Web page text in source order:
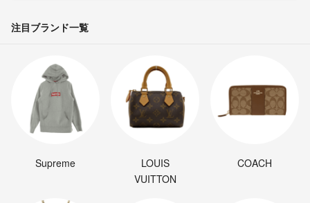
注目ブランド一覧
Supreme
LOUIS
VUITTON
COACH